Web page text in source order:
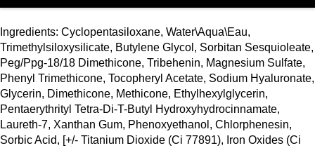
Para un mejor efecto, hidrata con Fast Response Eye Cream.
Aplica en ojeras o sobre imperfecciones con los dedos o con
ayuda de la brocha 217 y realizar movimientos circulares para
un aspecto desvanecido.
Evita llegar a la línea de las pestañas para un efecto más
natural.
Sellar con una cantidad mínima de polvo.
Ingredients: Cyclopentasiloxane, Water\Aqua\Eau,
Trimethylsiloxysilicate, Butylene Glycol, Sorbitan Sesquioleate,
Peg/Ppg-18/18 Dimethicone, Tribehenin, Magnesium Sulfate,
Phenyl Trimethicone, Tocopheryl Acetate, Sodium Hyaluronate,
Glycerin, Dimethicone, Methicone, Ethylhexylglycerin,
Pentaerythrityl Tetra-Di-T-Butyl Hydroxyhydrocinnamate,
Laureth-7, Xanthan Gum, Phenoxyethanol, Chlorphenesin,
Sorbic Acid, [+/- Titanium Dioxide (Ci 77891), Iron Oxides (Ci